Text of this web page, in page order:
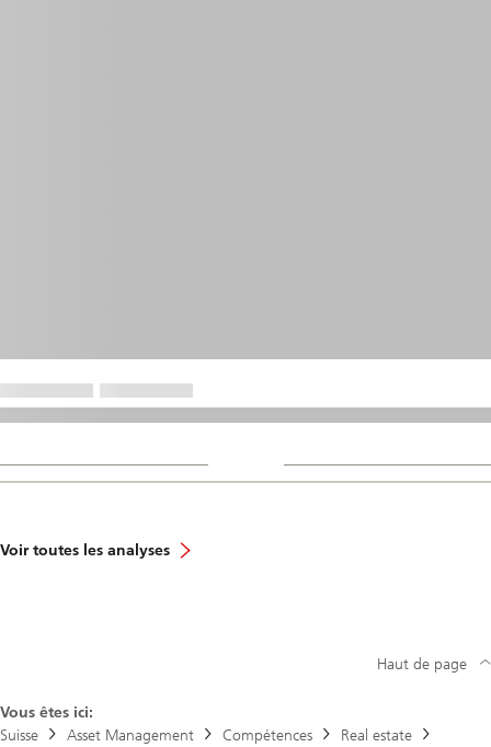
Voir toutes les analyses
Vous êtes ici:
Suisse
Asset Management Compétences
Real estate
Haut de page